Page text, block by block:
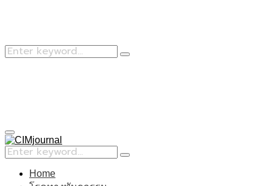
Search
Search
Primary
Menu
Search
for:
Search
Home